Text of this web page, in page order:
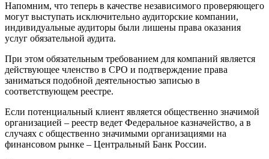
Напомним, что теперь в качестве независимого проверяющего
могут выступать исключительно аудиторские компании,
индивидуальные аудиторы были лишены права оказания
услуг обязательной аудита.
При этом обязательным требованием для компаний является
действующее членство в СРО и подтверждение права
заниматься подобной деятельностью записью в
соответствующем реестре.
Если потенциальный клиент является общественно значимой
организацией – реестр ведет Федеральное казначейство, а в
случаях с общественно значимыми организациями на
финансовом рынке – Центральный Банк России.